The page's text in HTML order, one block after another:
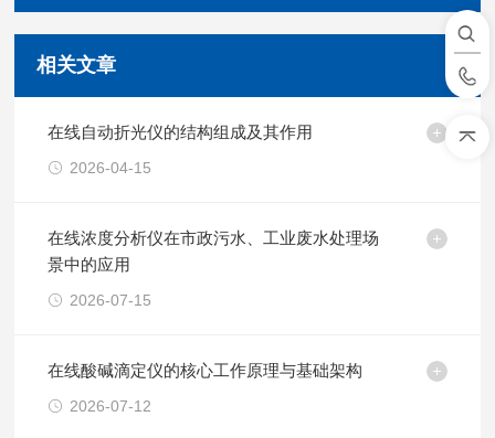
相关文章
在线自动折光仪的结构组成及其作用
2026-04-15
在线浓度分析仪在市政污水、工业废水处理场
景中的应用
2026-07-15
在线酸碱滴定仪的核心工作原理与基础架构
2026-07-12